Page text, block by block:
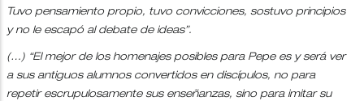
Tuvo pensamiento propio, tuvo convicciones, sostuvo principios
y no le escapó al debate de ideas”.
(…) “El mejor de los homenajes posibles para Pepe es y será ver
a sus antiguos alumnos convertidos en discípulos, no para
repetir escrupulosamente sus enseñanzas, sino para imitar su